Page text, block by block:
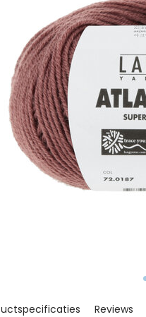
Reviews